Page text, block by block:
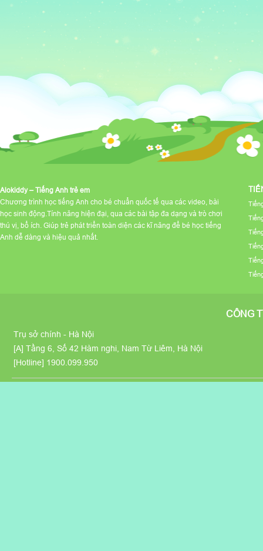
Alokiddy – Tiếng Anh trẻ em
Chương trình học tiếng Anh cho bé chuẩn quốc tế qua các video, bài
học sinh động.Tính năng hiện đại, qua các bài tập đa dạng và trò chơi
thú vị, bổ ích. Giúp trẻ phát triển toàn diện các kĩ năng để bé học tiếng
Anh dễ dàng và hiệu quả nhất.
CÔNG
Trụ sở chính - Hà Nội
[A] Tầng 6, Số 42 Hàm nghi, Nam Từ Liêm, Hà Nội
[Hotline] 1900.099.950